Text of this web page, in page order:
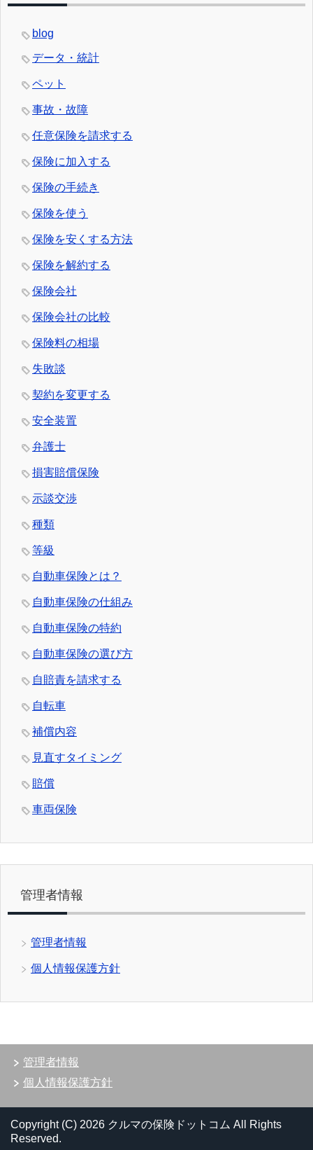
blog
データ・統計
ペット
事故・故障
任意保険を請求する
保険に加入する
保険の手続き
保険を使う
保険を安くする方法
保険を解約する
保険会社
保険会社の比較
保険料の相場
失敗談
契約を変更する
安全装置
弁護士
損害賠償保険
示談交渉
種類
等級
自動車保険とは？
自動車保険の仕組み
自動車保険の特約
自動車保険の選び方
自賠責を請求する
自転車
補償内容
見直すタイミング
賠償
車両保険
管理者情報
管理者情報
個人情報保護方針
管理者情報
個人情報保護方針
Copyright (C) 2026 クルマの保険ドットコム All Rights
Reserved.